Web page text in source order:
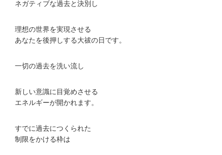
ネガティブな過去と決別し
理想の世界を実現させる
あなたを後押しする大祓の日です。
一切の過去を洗い流し
新しい意識に目覚めさせる
エネルギーが開かれます。
すでに過去につくられた
制限をかける枠は